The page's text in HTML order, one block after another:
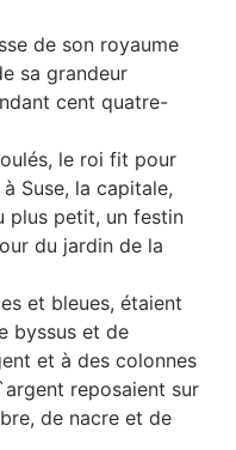
de son royaume
sa grandeur
cent quatre-
le roi fit pour
Suse, la capitale,
plus petit, un festin
du jardin de la
et bleues, étaient
byssus et de
et à des colonnes
reposaient sur
de nacre et de